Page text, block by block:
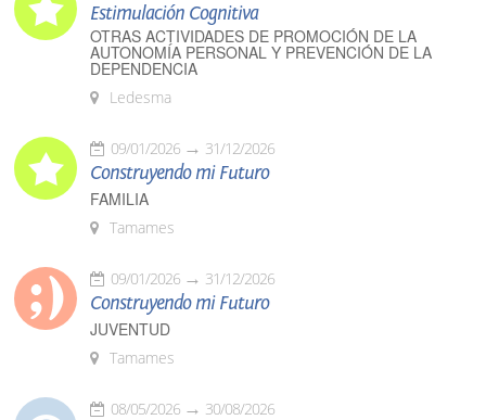
Estimulación Cognitiva
OTRAS ACTIVIDADES DE PROMOCIÓN DE LA
AUTONOMÍA PERSONAL Y PREVENCIÓN DE LA
DEPENDENCIA
Ledesma
09/01/2026 31/12/2026
Construyendo mi Futuro
FAMILIA
Tamames
09/01/2026 31/12/2026
Construyendo mi Futuro
JUVENTUD
Tamames
08/05/2026 30/08/2026